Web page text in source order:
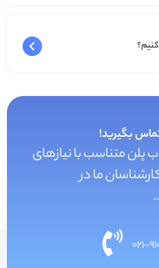
بگیرید!
پلن متناسب با نیازهای
ما در